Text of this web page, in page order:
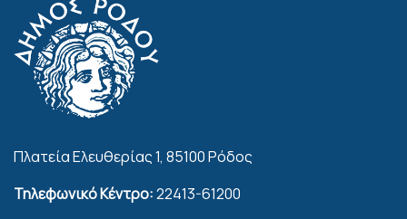
Πλατεία Ελευθερίας 1, 85100 Ρόδος
Τηλεφωνικό Κέντρο:22413-61200